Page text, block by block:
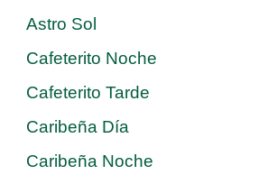
Astro Sol
Cafeterito Noche
Cafeterito Tarde
Caribeña Día
Caribeña Noche